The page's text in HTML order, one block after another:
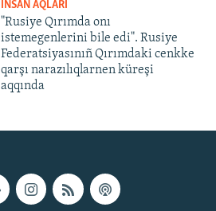
İNSAN AQLARI
"Rusiye Qırımda onı
istemegenlerini bile edi". Rusiye
Federatsiyasınıñ Qırımdaki cenkke
qarşı narazılıqlarnen küreşi
aqqında